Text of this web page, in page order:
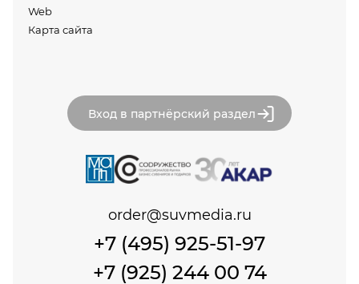
Web
Карта сайта
Вход в партнёрский раздел
+7 (495) 925-51-97
+7 (925) 244 00 74
order@suvmedia.ru